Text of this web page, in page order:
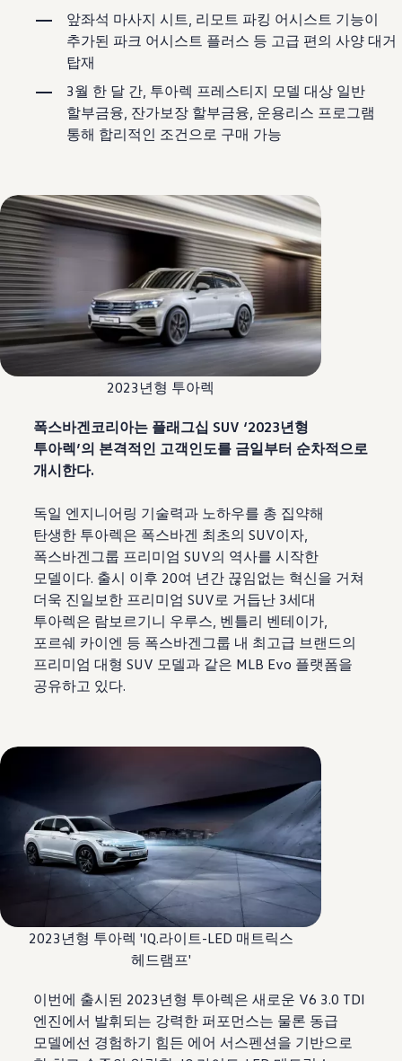
앞좌석 마사지 시트, 리모트 파킹 어시스트 기능이
추가된 파크 어시스트 플러스 등 고급 편의 사양 대거
탑재
3월 한 달 간, 투아렉 프레스티지 모델 대상 일반
할부금융, 잔가보장 할부금융, 운용리스 프로그램
통해 합리적인 조건으로 구매 가능
2023년형 투아렉
폭스바겐코리아는 플래그십 SUV ‘2023년형
투아렉’의 본격적인 고객인도를 금일부터 순차적으로
개시한다.
독일 엔지니어링 기술력과 노하우를 총 집약해
탄생한 투아렉은 폭스바겐 최초의 SUV이자,
폭스바겐그룹 프리미엄 SUV의 역사를 시작한
모델이다. 출시 이후 20여 년간 끊임없는 혁신을 거쳐
더욱 진일보한 프리미엄 SUV로 거듭난 3세대
투아렉은 람보르기니 우루스, 벤틀리 벤테이가,
포르쉐 카이엔 등 폭스바겐그룹 내 최고급 브랜드의
프리미엄 대형 SUV 모델과 같은 MLB Evo 플랫폼을
공유하고 있다.
2023년형 투아렉 'IQ.라이트-LED 매트릭스
헤드램프'
이번에 출시된 2023년형 투아렉은 새로운 V6 3.0 TDI
엔진에서 발휘되는 강력한 퍼포먼스는 물론 동급
모델에선 경험하기 힘든 에어 서스펜션을 기반으로